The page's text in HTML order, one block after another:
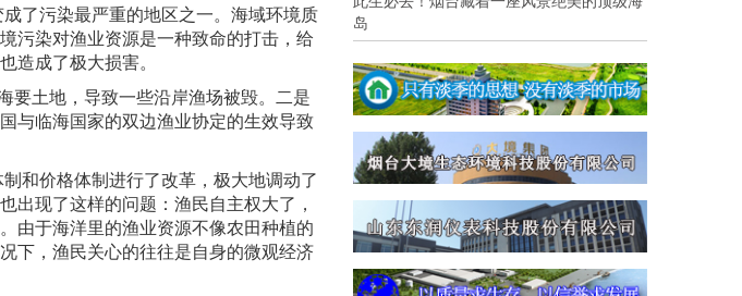
了污染最严重的地区之一。海域环境质
污染对渔业资源是一种致命的打击，给
造成了极大损害。
要土地，导致一些沿岸渔场被毁。二是
与临海国家的双边渔业协定的生效导致
和价格体制进行了改革，极大地调动了
出现了这样的问题：渔民自主权大了，
由于海洋里的渔业资源不像农田种植的
下，渔民关心的往往是自身的微观经济
岛